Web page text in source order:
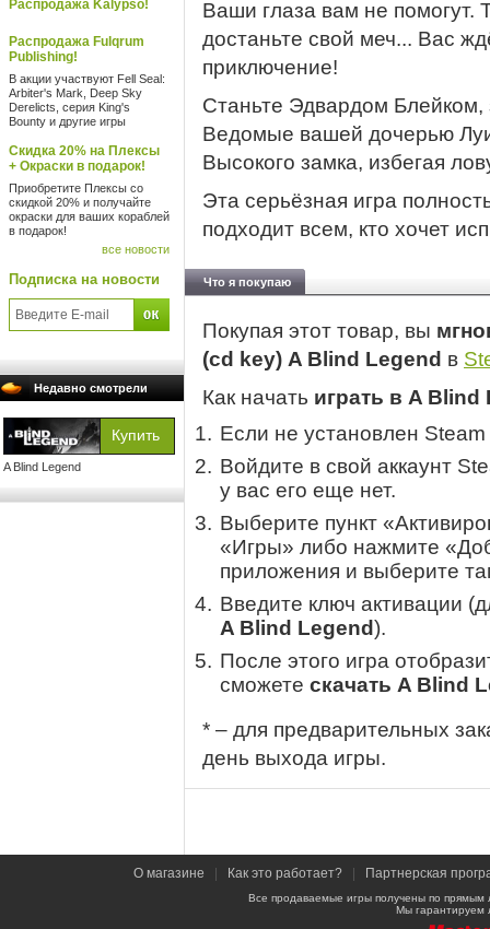
Распродажа Kalypso!
Распродажа Fulqrum
Publishing!
В акции участвуют Fell Seal:
Arbiter's Mark, Deep Sky
Derelicts, серия King's
Bounty и другие игры
Скидка 20% на Плексы
+ Окраски в подарок!
Приобретите Плексы со
скидкой 20% и получайте
окраски для ваших кораблей
в подарок!
все новости
Подписка на новости
Недавно смотрели
A Blind Legend
Ваши глаза вам не помогут.
достаньте свой меч... Вас
приключение!
Станьте Эдвардом
Ведомые вашей дочерью
Высокого замка, избегая
Эта серьёзная игра
подходит всем, кто хочет
Что я покупаю
Покупая этот товар, вы
(cd key) A Blind Legend в
Как начать играть в A Blind
Если не установлен
Войдите в свой аккаунт
у вас его еще нет.
Выберите пункт
«Игры» либо нажмите
приложения и выберите
Введите ключ активации
A Blind Legend).
После этого игра
сможете скачать A Blind
* – для предварительных
день выхода игры.
О магазине Как это работает? Партнерская
Все продаваемые игры получены по
Мы гарантируем